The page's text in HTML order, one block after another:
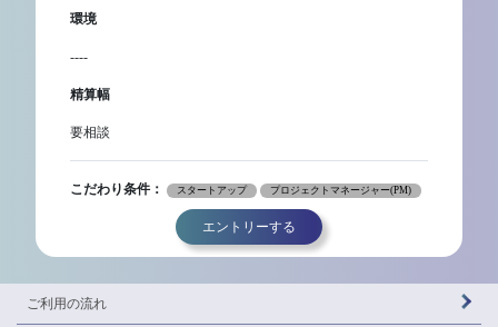
環境
----
精算幅
要相談
こだわり条件： スタートアップ プロジェクトマネージャー(PM)
エントリーする
ご利用の流れ